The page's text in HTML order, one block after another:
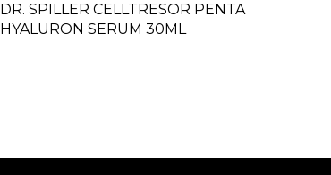
DR. SPILLER CELLTRESOR PENTA
HYALURON SERUM 30ML